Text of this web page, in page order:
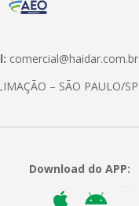
comercial@haidar.com.br
– SÃO PAULO/SP
Download do APP: